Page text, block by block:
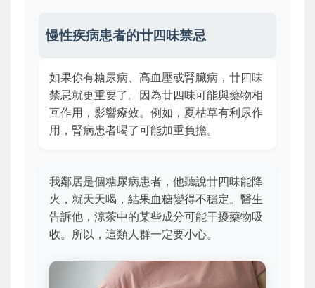
慢性疾病患者的廿四味禁忌
如果你有糖尿病、高血壓或腎臟病，廿四味
禁忌就更重要了。因為廿四味可能與藥物相
互作用，影響療效。例如，夏枯草有利尿作
用，腎病患者喝了可能加重負擔。
我鄰居是個糖尿病患者，他聽說廿四味能降
火，就天天喝，結果血糖變得不穩定。醫生
告訴他，涼茶中的某些成分可能干擾藥物吸
收。所以，這類人群一定要小心。